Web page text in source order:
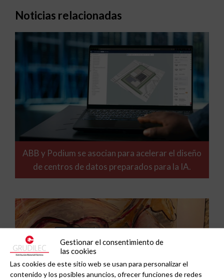
Gestionar el consentimiento de
las cookies
Las cookies de este sitio web se usan para personalizar el
contenido y los posibles anuncios, ofrecer funciones de redes
Noticias relacionadas
ABB y Podium se asocian para acelerar el diseño
de centros de datos preparados para la IA.